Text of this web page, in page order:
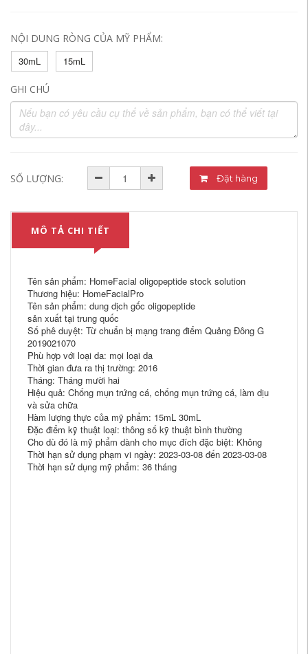
NỘI DUNG RÒNG CỦA MỸ PHẨM:
30mL
15mL
GHI CHÚ
SỐ LƯỢNG: Đặt hàng
MÔ TẢ CHI TIẾT
Tên sản phẩm: HomeFacial oligopeptide stock solution
Thương hiệu: HomeFacialPro
Tên sản phẩm: dung dịch gốc oligopeptide
sản xuất tại trung quốc
Số phê duyệt: Từ chuẩn bị mạng trang điểm Quảng Đông G
2019021070
Phù hợp với loại da: mọi loại da
Thời gian đưa ra thị trường: 2016
Tháng: Tháng mười hai
Hiệu quả: Chống mụn trứng cá, chống mụn trứng cá, làm dịu
và sửa chữa
Hàm lượng thực của mỹ phẩm: 15mL 30mL
Đặc điểm kỹ thuật loại: thông số kỹ thuật bình thường
Cho dù đó là mỹ phẩm dành cho mục đích đặc biệt: Không
Thời hạn sử dụng phạm vi ngày: 2023-03-08 đến 2023-03-08
Thời hạn sử dụng mỹ phẩm: 36 tháng